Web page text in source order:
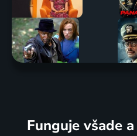
Funguje všade